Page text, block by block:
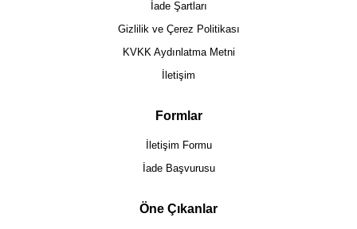
İade Şartları
Gizlilik ve Çerez Politikası
KVKK Aydınlatma Metni
İletişim
Formlar
İletişim Formu
İade Başvurusu
Öne Çıkanlar